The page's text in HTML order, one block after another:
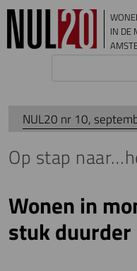
Overslaan en naar de inhoud
IN DE
NUL20 nr 10,
Op stap
Wonen in
stuk duurder